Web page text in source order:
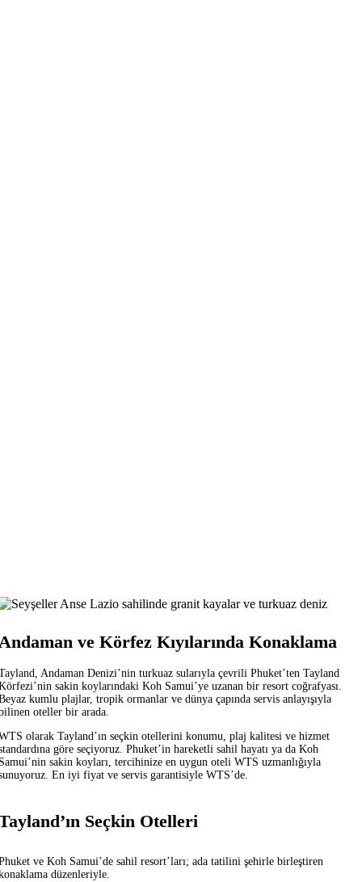
ve Körfez Kıyılarında Konaklama
Andaman Denizi’nin turkuaz sularıyla çevrili Phuket’ten Tayland
sakin koylarındaki Koh Samui’ye uzanan bir resort coğrafyası.
kumlu plajlar, tropik ormanlar ve dünya çapında servis anlayışıyla
oteller bir arada.
olarak Tayland’ın seçkin otellerini konumu, plaj kalitesi ve hizmet
göre seçiyoruz. Phuket’in hareketli sahil hayatı ya da Koh
sakin koyları, tercihinize en uygun oteli WTS uzmanlığıyla
En iyi fiyat ve servis garantisiyle WTS’de.
Seçkin Otelleri
ve Koh Samui’de sahil resort’ları; ada tatilini şehirle birleştiren
düzenleriyle.